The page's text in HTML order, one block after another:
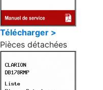
Télécharger >
Pièces détachées